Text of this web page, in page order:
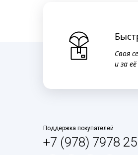
Своя
и за
Поддержка покупателей
+7 (978) 7978